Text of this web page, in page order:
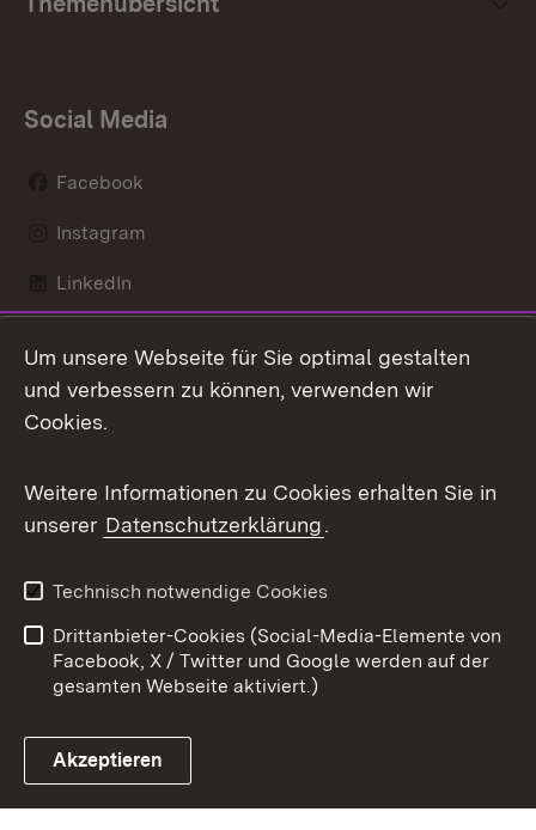
Social Media
Facebook
Instagram
LinkedIn
X / Twitter
Youtube
Link zum Landesportal
Kontakt
Datenschutz
Barrierefreiheit
Impressum
Cookies
Um unsere Webseite für Sie optimal gestalten
und verbessern zu können, verwenden wir
Cookies.
Weitere Informationen zu Cookies erhalten Sie in
unserer Datenschutzerklärung.
Technisch notwendige Cookies
Drittanbieter-Cookies (Social-Media-Elemente von
Facebook, X / Twitter und Google werden auf der
gesamten Webseite aktiviert.)
Akzeptieren